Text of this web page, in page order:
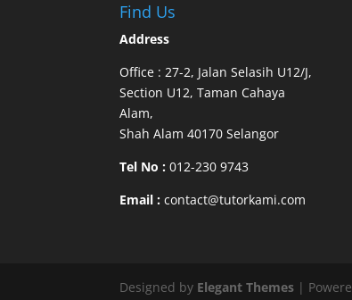
Find Us
Address
Office : 27-2, Jalan Selasih U12/J,
Section U12, Taman Cahaya
Alam,
Shah Alam 40170 Selangor
Tel No :012-230 9743
Email : contact@tutorkami.com
Designed by Elegant Themes |